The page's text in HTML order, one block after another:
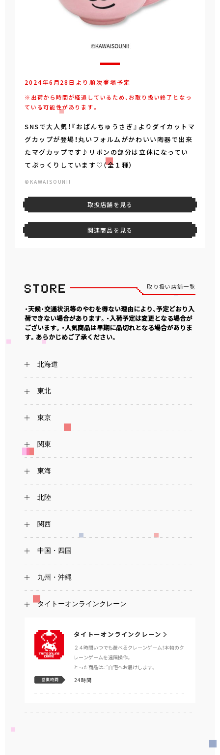
2024年6月28日より順次登場予定
※出荷から時間が経過しているため、お取り扱い終了となっ
ている可能性があります。
SNSで大人気！『おぱんちゅうさぎ』よりダイカットマ
グカップが登場！丸いフォルムがかわいい陶器で出来
たマグカップです♪リボンの部分は立体になってい
てぷっくりしています♡（全１種）
©KAWAISOUNI!
取扱店舗を見る
関連商品を見る
取り扱い店舗一覧
・天候・交通状況等のやむを得ない理由により、予定どおり入
荷できない場合があります。・入荷予定は変更となる場合が
ございます。・人気商品は早期に品切れとなる場合がありま
す。あらかじめご了承ください。
北海道
東北
東京
関東
東海
北陸
関西
中国・四国
九州・沖縄
タイトーオンラインクレーン
タイトーオンラインクレーン
２４時間いつでも遊べるクレーンゲーム！本物のク
レーンゲームを遠隔操作。
とった商品はご自宅へお届けします。
営業時間 24時間